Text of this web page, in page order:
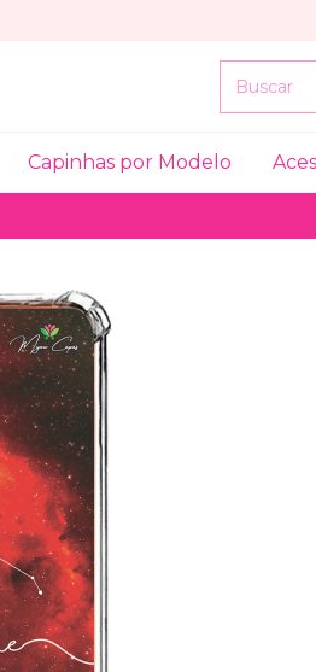
Capinhas por Modelo